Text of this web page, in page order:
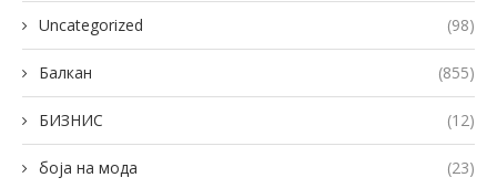
Uncategorized (98)
Балкан (855)
БИЗНИС (12)
боја на мода (23)